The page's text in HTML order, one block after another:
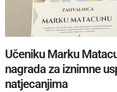
Učeniku Marku
nagrada za iznimne
natjecanjima